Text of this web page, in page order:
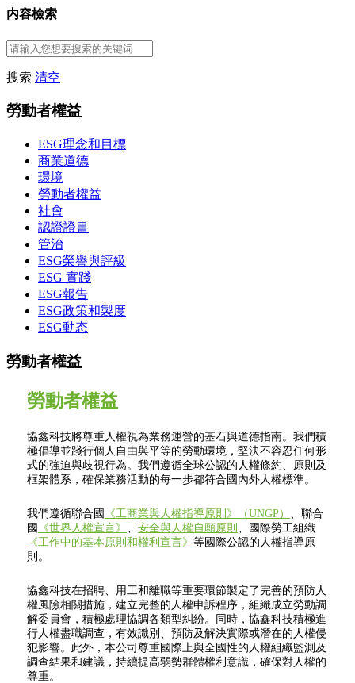
内容檢索
搜索 清空
勞動者權益
ESG理念和目標
商業道德
環境
勞動者權益
社會
認證證書
管治
ESG榮譽與評級
ESG 實踐
ESG報告
ESG政策和製度
ESG動态
勞動者權益
勞動者權益
協鑫科技將尊重人權視為業務運營的基石與道德指南。我們積
極倡導並踐行個人自由與平等的勞動環境，堅決不容忍任何形
式的強迫與歧視行為。我們遵循全球公認的人權條約、原則及
框架體系，確保業務活動的每一步都符合國內外人權標準。
我們遵循聯合國 《工商業與人權指導原則》（UNGP）
、聯合
國
《世界人權宣言》 安全與人權自願原則
、國際勞工組織
《工作中的基本原則和權利宣言》 等國際公認的人權指導原
則。
協鑫科技在招聘、用工和離職等重要環節製定了完善的預防人
權風險相關措施，建立完整的人權申訴程序，組織成立勞動調
解委員會，積極處理協調各類型糾紛。同時，協鑫科技積極進
行人權盡職調查，有效識別、預防及解決實際或潛在的人權侵
犯影響。此外，本公司尊重國際上與全國性的人權組織監測及
調查結果和建議，持續提高弱勢群體權利意識，確保對人權的
尊重。